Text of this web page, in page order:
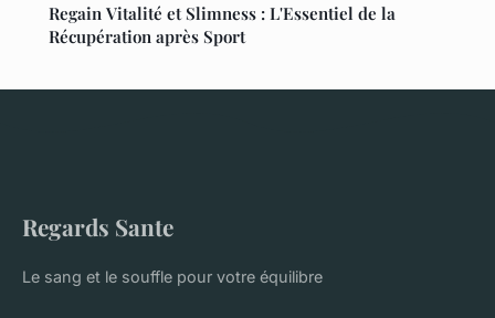
Regain Vitalité et Slimness : L'Essentiel de la
Récupération après Sport
Regards Sante
Le sang et le souffle pour votre équilibre